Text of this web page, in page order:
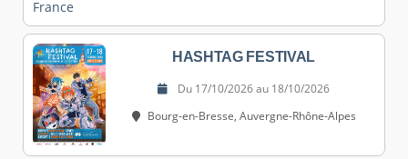
HASHTAG FESTIVAL
Du 17/10/2026 au 18/10/2026
Bourg-en-Bresse, Auvergne-Rhône-Alpes